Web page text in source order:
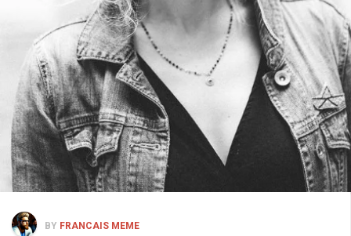
BY FRANCAIS MEME